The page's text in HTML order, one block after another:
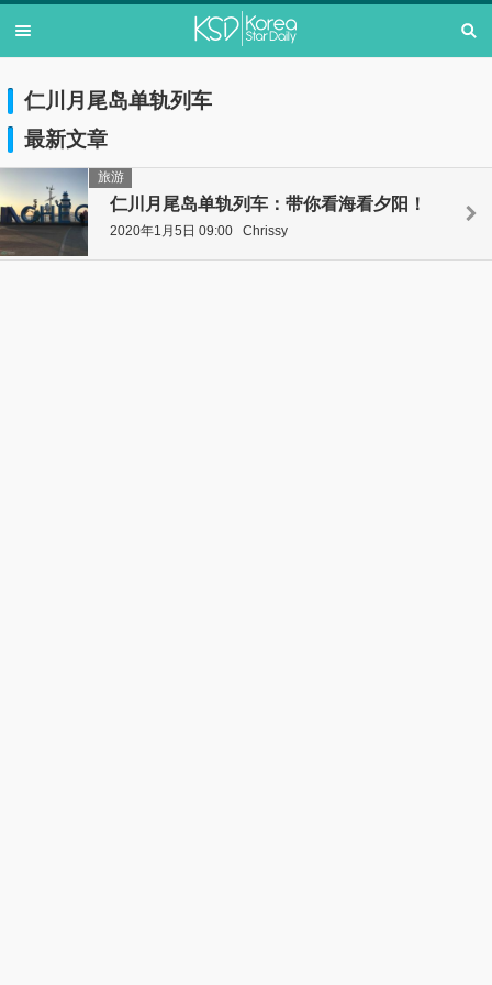
仁川月尾岛单轨列车
最新文章
仁川月尾岛单轨列车：带你看海看夕阳！
旅游
2020年1月5日 09:00 Chrissy